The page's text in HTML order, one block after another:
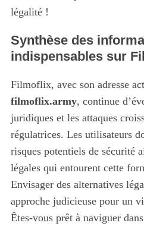
légalité !
Synthèse des
indispensables sur
Filmoflix, avec son adresse
filmoflix.army, continue
juridiques et les attaques
régulatrices. Les utilisateurs
risques potentiels de sécurité
légales qui entourent cette
Envisager des alternatives
approche judicieuse pour un
Êtes-vous prêt à naviguer